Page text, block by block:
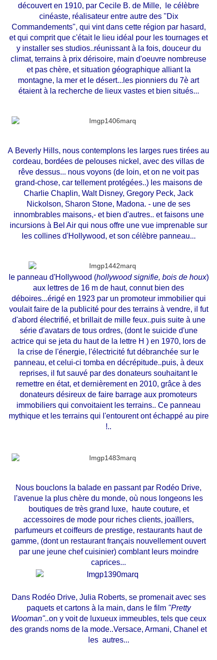
découvert en 1910, par Cecile B. de Mille, le célèbre
cinéaste, réalisateur entre autre des "Dix
Commandements", qui vint dans cette région par hasard,
et qui comprit que c'était le lieu idéal pour les tournages et
y installer ses studios..réunissant à la fois, douceur du
climat, terrains à prix dérisoire, main d'oeuvre nombreuse
et pas chère, et situation géographique alliant la
montagne, la mer et le désert... les pionniers du 7è art
étaient à la recherche de lieux vastes et bien situés...
A Beverly Hills, nous contemplons les larges rues tirées au
cordeau, bordées de pelouses nickel, avec des villas de
rêve dessus... nous voyons (de loin, et on ne voit pas
grand-chose, car tellement protégées..) les maisons de
Charlie Chaplin, Walt Disney, Gregory Peck, Jack
Nickolson, Sharon Stone, Madona. - une de ses
innombrables maisons,- et bien d'autres.. et faisons une
incursions à Bel Air qui nous offre une vue imprenable sur
les collines d'Hollywood, et son célèbre panneau...
le panneau d'Hollywood (hollywood signifie, bois de houx)
aux lettres de 16 m de haut, connut bien des
déboires...érigé en 1923 par un promoteur immobilier qui
voulait faire de la publicité pour des terrains à vendre, il fut
d'abord électrifié, et brillait de mille feux..puis suite à une
série d'avatars de tous ordres, (dont le suicide d'une
actrice qui se jeta du haut de la lettre H ) en 1970, lors de
la crise de l'énergie, l'électricité fut débranchée sur le
panneau, et celui-ci tomba en décrépitude..puis, à deux
reprises, il fut sauvé par des donateurs souhaitant le
remettre en état, et dernièrement en 2010, grâce à des
donateurs désireux de faire barrage aux promoteurs
immobiliers qui convoitaient les terrains.. Ce panneau
mythique et les terrains qui l'entourent ont échappé au pire
!..
Nous bouclons la balade en passant par Rodéo Drive,
l'avenue la plus chère du monde, où nous longeons les
boutiques de très grand luxe, haute couture, et
accessoires de mode pour riches clients, joaïllers,
parfumeurs et coiffeurs de prestige, restaurants haut de
gamme, (dont un restaurant français nouvellement ouvert
par une jeune chef cuisinier) comblant leurs moindre
caprices...
Dans Rodéo Drive, Julia Roberts, se promenait avec ses
paquets et cartons à la main, dans le film "Pretty
Wooman"..on y voit de luxueux immeubles, tels que ceux
des grands noms de la mode..Versace, Armani, Chanel et
les autres...